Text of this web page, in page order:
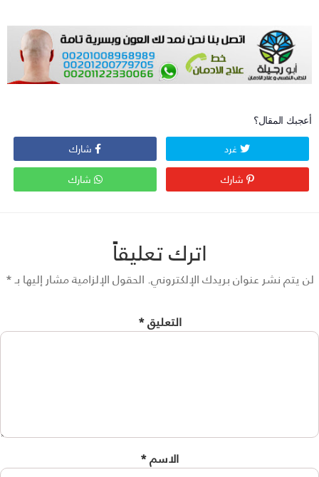
المقال؟
غرد
شارك
شارك
شارك
اترك تعليقاً
يتم نشر عنوان بريدك الإلكتروني. الحقول الإلزامية مشار إليها بـ*
التعليق*
الاسم*